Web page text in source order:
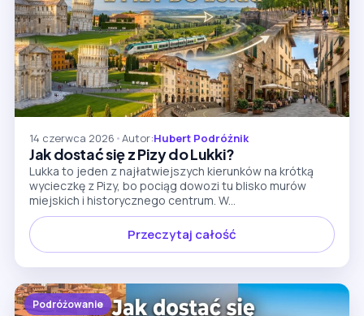
14 czerwca 2026 •Autor:Hubert Podróżnik
Jak dostać się z Pizy do Lukki?
Lukka to jeden z najłatwiejszych kierunków na krótką
wycieczkę z Pizy, bo pociąg dowozi tu blisko murów
miejskich i historycznego centrum. W...
Przeczytaj całość
Podróżowanie